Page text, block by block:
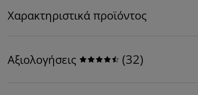
Χαρακτηριστικά προϊόντος
Αξιολογήσεις (32)